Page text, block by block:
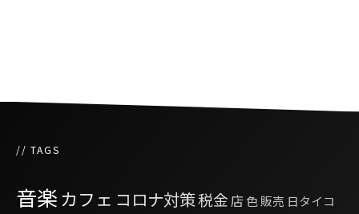
// TAGS
音楽カフェ コロナ対策税金店色販売 日タイコ